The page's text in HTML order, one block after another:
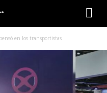
en los transportistas